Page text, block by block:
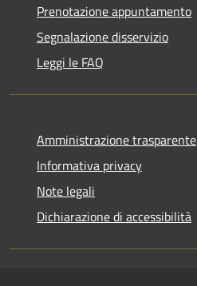
Prenotazione appuntamento
Segnalazione disservizio
Leggi le FAQ
Amministrazione trasparente
Informativa privacy
Note legali
Dichiarazione di accessibilità